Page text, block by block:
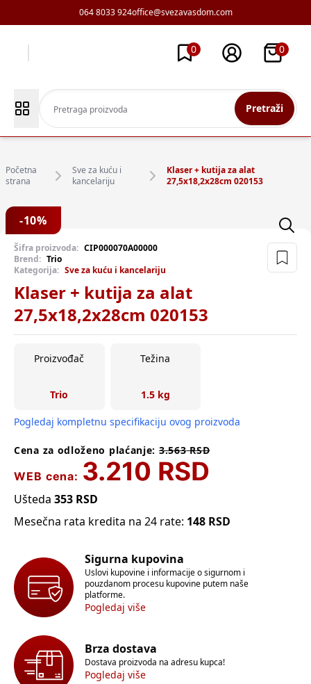
064 8033 924office@svezavasdom.com
0 0
Pretraži
Početna
strana
Sve za kuću i
kancelariju
Klaser + kutija za alat
27,5x18,2x28cm 020153
-10%
Šifra proizvoda: CIP000070A00000
Brend: Trio
Kategorija: Sve za kuću i kancelariju
Klaser + kutija za alat
27,5x18,2x28cm 020153
Proizvođač
Trio
Težina
1.5 kg
Pogledaj kompletnu specifikaciju ovog proizvoda
Cena za odloženo plaćanje: 3.563RSD
WEB cena: 3.210 RSD
Ušteda 353 RSD
Mesečna rata kredita na 24 rate: 148 RSD
Sigurna kupovina
Uslovi kupovine i informacije o sigurnom i
pouzdanom procesu kupovine putem naše
platforme.
Pogledaj više
Brza dostava
Dostava proizvoda na adresu kupca!
Pogledaj više